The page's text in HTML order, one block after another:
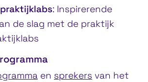
: Inspirerende
de slag met de praktijk
en sprekers van het